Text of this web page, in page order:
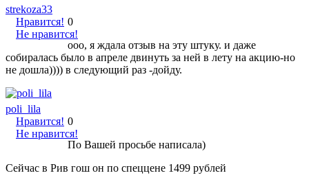
strekoza33
Нравится!
Не нравится!
0
ооо, я ждала отзыв на эту штуку. и даже
собиралась было в апреле двинуть за ней в лету на акцию-но
не дошла)))) в следующий раз -дойду.
poli_lila
Нравится!
Не нравится!
0
По Вашей просьбе написала)
Сейчас в Рив гош он по спеццене 1499 рублей